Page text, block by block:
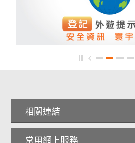
相關連結
常用網上服務